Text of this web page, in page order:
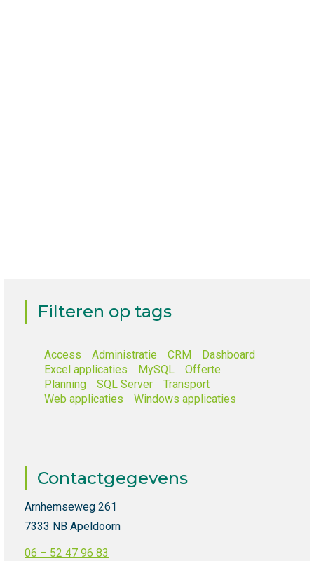
Filteren op tags
Access Administratie CRM
Dashboard
Excel applicaties
MySQL
Offerte
Planning
SQL Server
Transport
Web applicaties
Windows applicaties
Contactgegevens
Arnhemseweg 261
7333 NB Apeldoorn
06 – 52 47 96 83